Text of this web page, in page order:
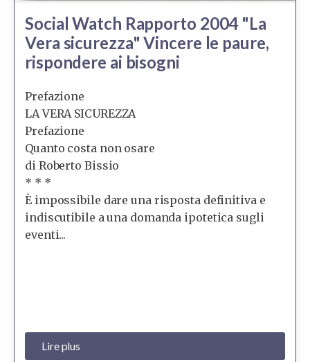
Social Watch Rapporto 2004 "La
Vera sicurezza" Vincere le paure,
rispondere ai bisogni
Prefazione
LA VERA SICUREZZA
Prefazione
Quanto costa non osare
di Roberto Bissio
* * *
È impossibile dare una risposta definitiva e
indiscutibile a una domanda ipotetica sugli
eventi...
Lire plus